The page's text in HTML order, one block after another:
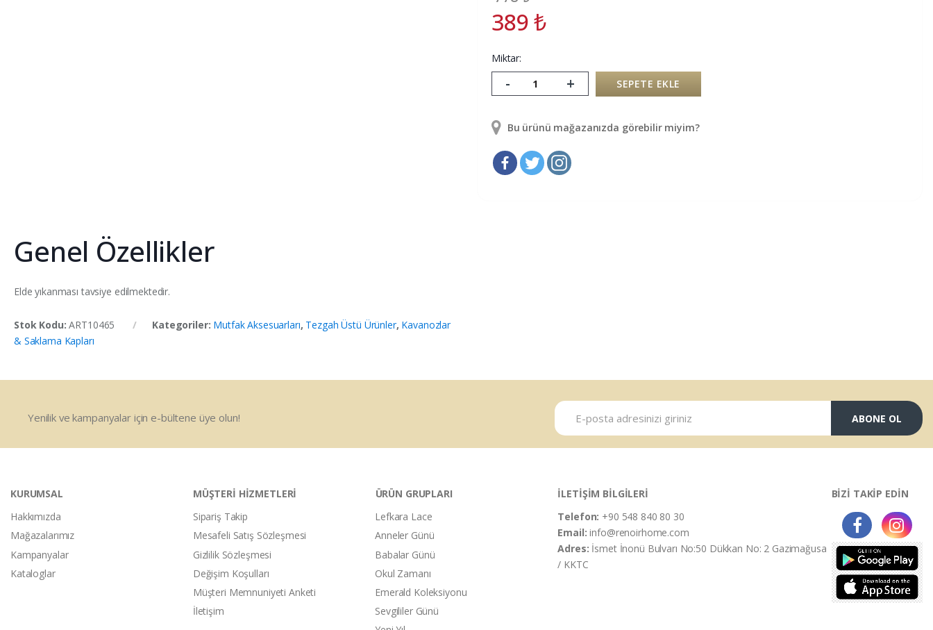
Genel Özellikler
Elde yıkanması tavsiye edilmektedir.
Stok Kodu:ART10465 Kategoriler: Mutfak Aksesuarları, Tezgah Üstü Ürünler, Kavanozlar
& Saklama Kapları
389₺
Miktar:
- + SEPETE EKLE
Bu ürünü mağazanızda görebilir miyim?
Yenilik ve kampanyalar için e-bültene üye olun! ABONE OL
KURUMSAL
Hakkımızda
Mağazalarımız
Kampanyalar
Kataloglar
MÜŞTERİ HİZMETLERİ
Sipariş Takip
Mesafeli Satış Sözleşmesi
Gizlilik Sözleşmesi
Değişim Koşulları
Müşteri Memnuniyeti Anketi
İletişim
ÜRÜN GRUPLARI
Lefkara Lace
Anneler Günü
Babalar Günü
Okul Zamanı
Emerald Koleksiyonu
Sevgililer Günü
İLETİŞİM BİLGİLERİ
Telefon: +90 548 840 80 30
Email:info@renoirhome.com
Adres: İsmet İnonü Bulvarı No:50 Dükkan No: 2 Gazimağusa
/ KKTC
BİZİ TAKİP EDİN